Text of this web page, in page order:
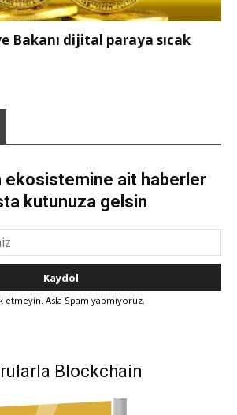
Bakanı dijital paraya sıcak
ekosistemine ait haberler
kutunuza gelsin
etmeyin. Asla Spam yapmıyoruz.
Blockchain